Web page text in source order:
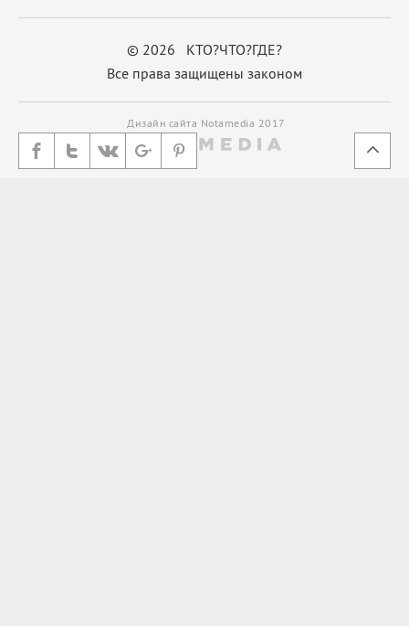
© 2026 КТО?ЧТО?ГДЕ?
Все права защищены законом
Дизайн сайта Notamedia 2017